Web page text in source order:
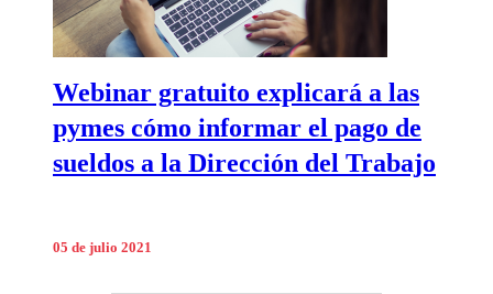
Webinar gratuito explicará a las
pymes cómo informar el pago de
sueldos a la Dirección del Trabajo
05 de julio 2021